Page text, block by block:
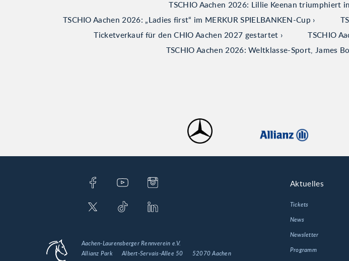
TSCHIO Aachen 2026: Lillie Keenan triumphiert
TSCHIO Aachen 2026: „Ladies first“ im MERKUR SPIELBANKEN-Cup
Ticketverkauf für den CHIO Aachen 2027 gestartet
TSCHIO
TSCHIO Aachen 2026: Weltklasse-Sport, James
Aktuelles
Tickets
News
Newsletter
Programm
Aachen-Laurensberger Rennverein e.V.
Allianz Park
Albert-Servais-Allee 50
52070 Aachen